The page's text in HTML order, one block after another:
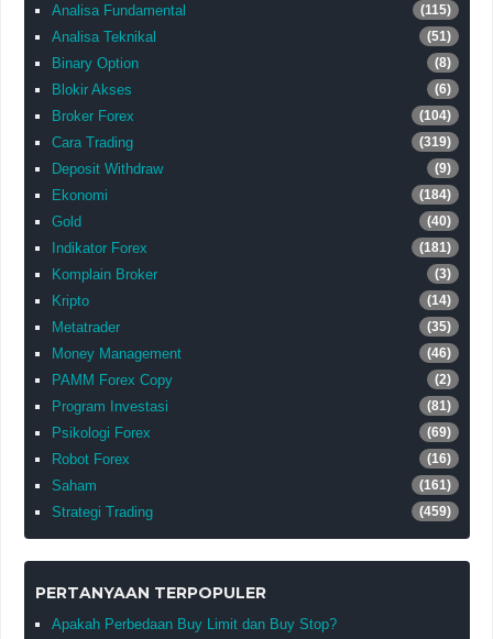
Analisa Fundamental (115)
Analisa Teknikal (51)
Binary Option (8)
Blokir Akses (6)
Broker Forex (104)
Cara Trading (319)
Deposit Withdraw (9)
Ekonomi (184)
Gold (40)
Indikator Forex (181)
Komplain Broker (3)
Kripto (14)
Metatrader (35)
Money Management (46)
PAMM Forex Copy (2)
Program Investasi (81)
Psikologi Forex (69)
Robot Forex (16)
Saham (161)
Strategi Trading (459)
PERTANYAAN TERPOPULER
Apakah Perbedaan Buy Limit dan Buy Stop?